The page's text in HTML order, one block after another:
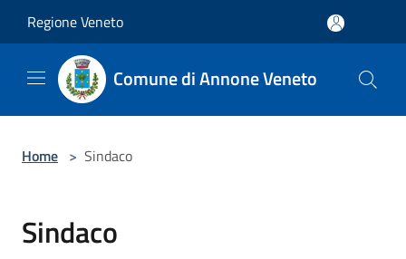
Regione Veneto
Comune di Annone Veneto
Home > Sindaco
Sindaco